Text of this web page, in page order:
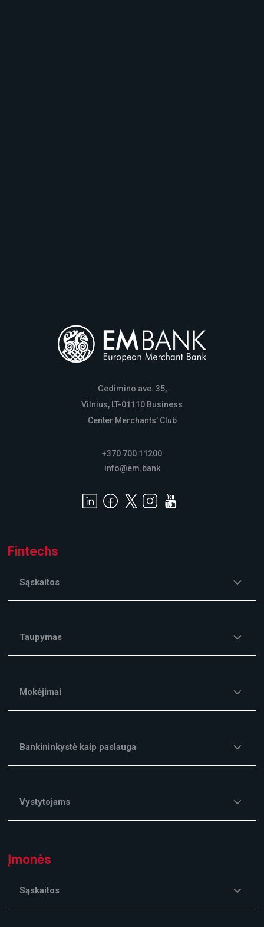
Gedimino ave. 35,
Vilnius, LT-01110 Business
Center Merchants’ Club
+370 700 11200
info@em.bank
Fintechs
Sąskaitos
Taupymas
Mokėjimai
Bankininkystė kaip paslauga
Vystytojams
Įmonės
Sąskaitos